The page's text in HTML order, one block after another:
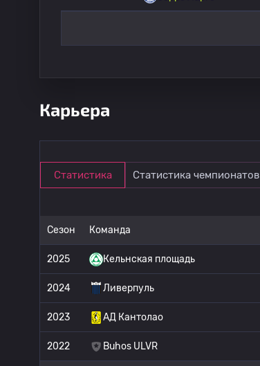
Карьера
Статистика Статистика чемпионатов
Сезон Команда
2025 Кельнская площадь
2024 Ливерпуль
2023 АД Кантолао
2022 Buhos ULVR